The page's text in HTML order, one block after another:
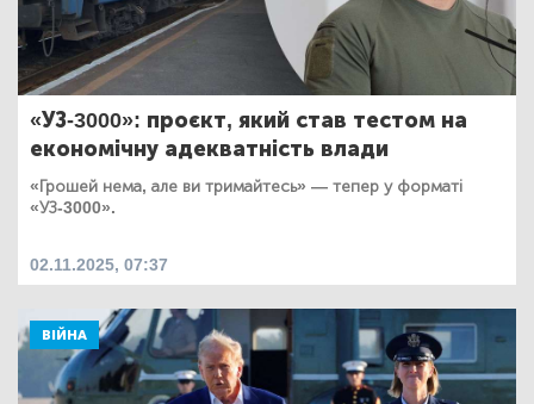
«УЗ-3000»: проєкт, який став тестом на
економічну адекватність влади
«Грошей нема, але ви тримайтесь» — тепер у форматі
«УЗ-3000».
02.11.2025, 07:37
ВІЙНА